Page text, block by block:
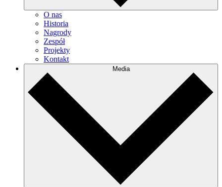
O nas
Historia
Nagrody
Zespół
Projekty
Kontakt
Media